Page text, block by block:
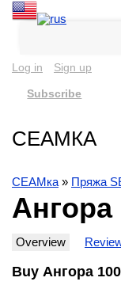
Log in Sign up
Subscribe
СЕАМКА
СЕАМка » Пряжа
Ангора
Overview
Buy Ангора